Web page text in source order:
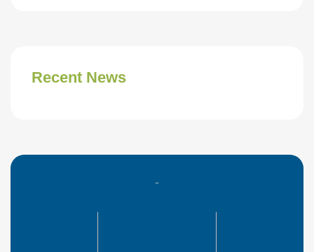
Recent News